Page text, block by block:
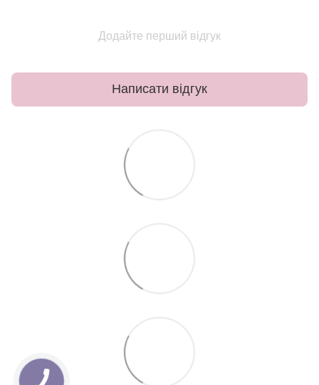
Додайте перший відгук
Написати відгук